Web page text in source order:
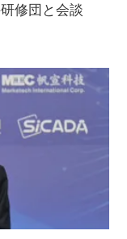
修団と会談